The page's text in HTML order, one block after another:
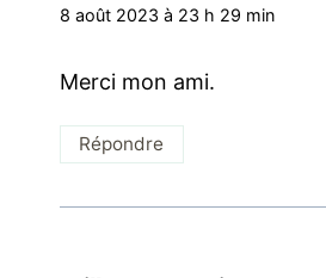
8 août 2023 à 23 h 29 min
Merci mon ami.
Répondre